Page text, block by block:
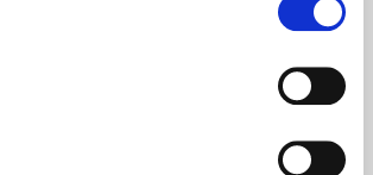
ENVIOS Y DESTINOS